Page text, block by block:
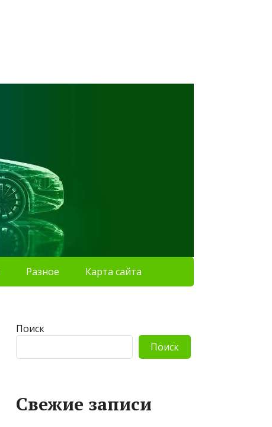
Разное Карта сайта
Поиск
Поиск
Свежие записи